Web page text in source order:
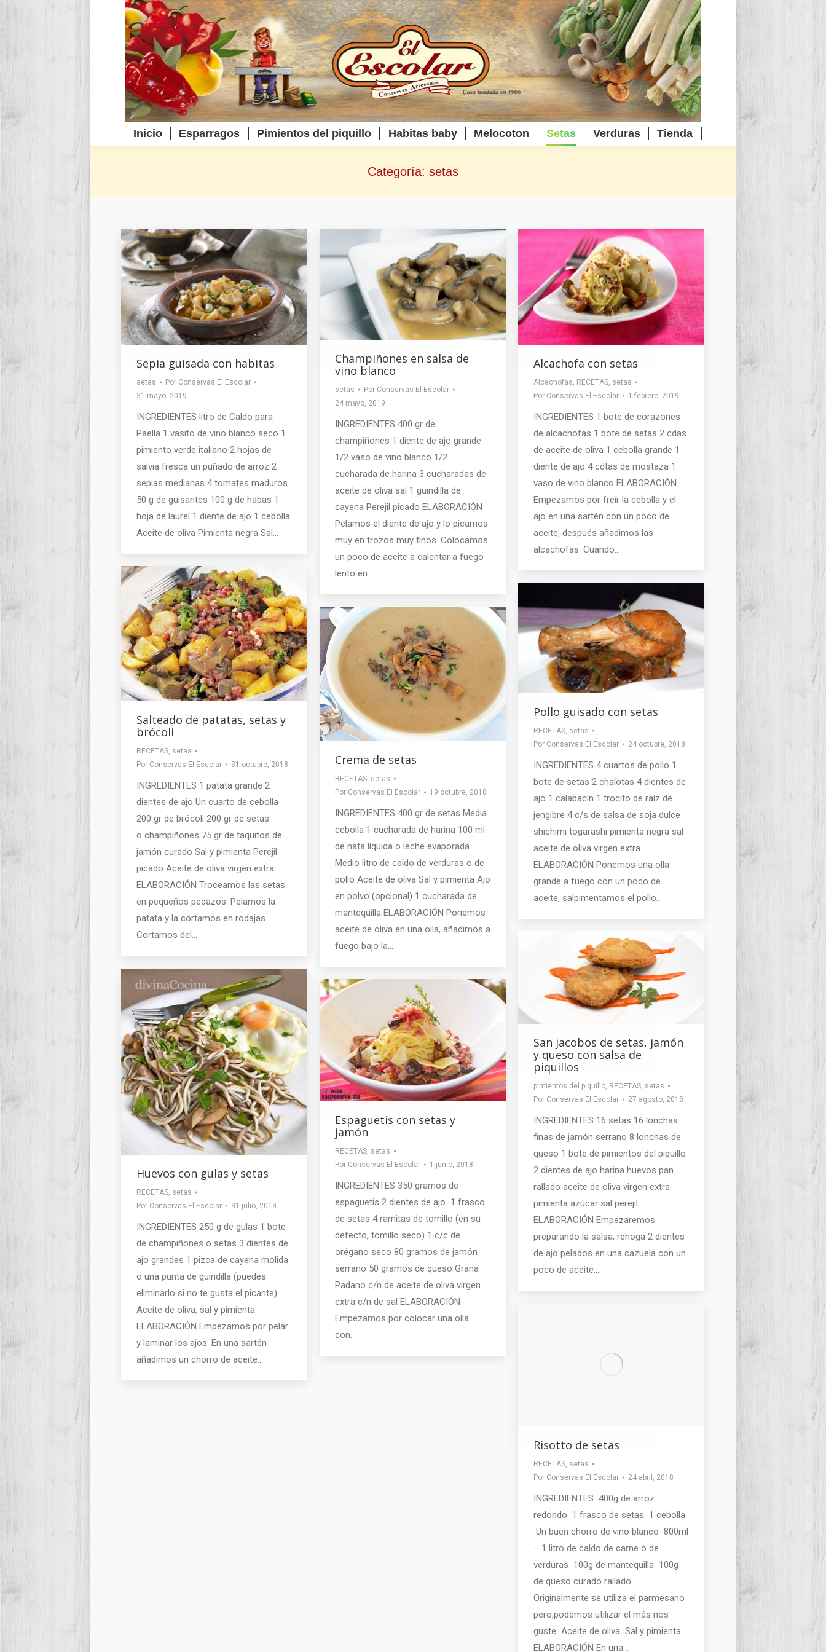
Inicio Esparragos Pimientos del piquillo Habitas baby Melocoton Setas Verduras Tienda
Categoría: setas
Sepia guisada con habitas
setas Por Conservas El Escolar
31 mayo, 2019
INGREDIENTES litro de Caldo para
Paella 1 vasito de vino blanco seco 1
pimiento verde italiano 2 hojas de
salvia fresca un puñado de arroz 2
sepias medianas 4 tomates maduros
50 g de guisantes 100 g de habas 1
hoja de laurel 1 diente de ajo 1 cebolla
Aceite de oliva Pimienta negra Sal…
Champiñones en salsa de
vino blanco
setas Por Conservas El Escolar
24 mayo, 2019
INGREDIENTES 400 gr de
champiñones 1 diente de ajo grande
1/2 vaso de vino blanco 1/2
cucharada de harina 3 cucharadas de
aceite de oliva sal 1 guindilla de
cayena Perejil picado ELABORACIÓN
Pelamos el diente de ajo y lo picamos
muy en trozos muy finos. Colocamos
un poco de aceite a calentar a fuego
lento en…
Alcachofa con setas
Alcachofas, RECETAS, setas
Por Conservas El Escolar 1 febrero, 2019
INGREDIENTES 1 bote de corazones
de alcachofas 1 bote de setas 2 cdas
de aceite de oliva 1 cebolla grande 1
diente de ajo 4 cdtas de mostaza 1
vaso de vino blanco ELABORACIÓN
Empezamos por freír la cebolla y el
ajo en una sartén con un poco de
aceite, después añadimos las
alcachofas. Cuando…
Salteado de patatas, setas y
brócoli
RECETAS, setas
Por Conservas El Escolar 31 octubre, 2018
INGREDIENTES 1 patata grande 2
dientes de ajo Un cuarto de cebolla
200 gr de brócoli 200 gr de setas
o champiñones 75 gr de taquitos de
jamón curado Sal y pimienta Perejil
picado Aceite de oliva virgen extra
ELABORACIÓN Troceamos las setas
en pequeños pedazos. Pelamos la
patata y la cortamos en rodajas.
Cortamos del…
Pollo guisado con setas
RECETAS setas
Por Conservas El Escolar 24 octubre, 2018
INGREDIENTES 4 cuartos de pollo 1
bote de setas 2 chalotas 4 dientes de
ajo 1 calabacín 1 trocito de raíz de
jengibre 4 c/s de salsa de soja dulce
shichimi togarashi pimienta negra sal
aceite de oliva virgen extra.
ELABORACIÓN Ponemos una olla
grande a fuego con un poco de
aceite, salpimentamos el pollo…
Crema de setas
RECETAS, setas
Por Conservas El Escolar 19 octubre, 2018
INGREDIENTES 400 gr de setas Media
cebolla 1 cucharada de harina 100 ml
de nata líquida o leche evaporada
Medio litro de caldo de verduras o de
pollo Aceite de oliva Sal y pimienta Ajo
en polvo (opcional) 1 cucharada de
mantequilla ELABORACIÓN Ponemos
aceite de oliva en una olla, añadimos a
fuego bajo la…
San jacobos de setas, jamón
y queso con salsa de
piquillos
pimientos del piquillo, RECETAS, setas
Por Conservas El Escolar 27 agosto, 2018
INGREDIENTES 16 setas 16 lonchas
finas de jamón serrano 8 lonchas de
queso 1 bote de pimientos del piquillo
2 dientes de ajo harina huevos pan
rallado aceite de oliva virgen extra
pimienta azúcar sal perejil
ELABORACIÓN Empezaremos
preparando la salsa; rehoga 2 dientes
de ajo pelados en una cazuela con un
poco de aceite.…
Huevos con gulas y setas
RECETAS setas
Por Conservas El Escolar 31 julio, 2018
INGREDIENTES 250 g de gulas 1 bote
de champiñones o setas 3 dientes de
ajo grandes 1 pizca de cayena molida
o una punta de guindilla (puedes
eliminarlo si no te gusta el picante)
Aceite de oliva, sal y pimienta
ELABORACIÓN Empezamos por pelar
y laminar los ajos. En una sartén
añadimos un chorro de aceite…
Espaguetis con setas y
jamón
RECETAS setas
Por Conservas El Escolar 1 junio, 2018
INGREDIENTES 350 gramos de
espaguetis 2 dientes de ajo 1 frasco
de setas 4 ramitas de tomillo (en su
defecto, tomillo seco) 1 c/c de
orégano seco 80 gramos de jamón
serrano 50 gramos de queso Grana
Padano c/n de aceite de oliva virgen
extra c/n de sal ELABORACIÓN
Empezamos por colocar una olla
con…
Risotto de setas
RECETAS, setas
Por Conservas El Escolar 24 abril, 2018
INGREDIENTES 400g de arroz
redondo 1 frasco de setas 1 cebolla
Un buen chorro de vino blanco 800ml
– 1 litro de caldo de carne o de
verduras 100g de mantequilla 100g
de queso curado rallado:
Originalmente se utiliza el parmesano
pero,podemos utilizar el más nos
guste Aceite de oliva Sal y pimienta
ELABORACIÓN En una…